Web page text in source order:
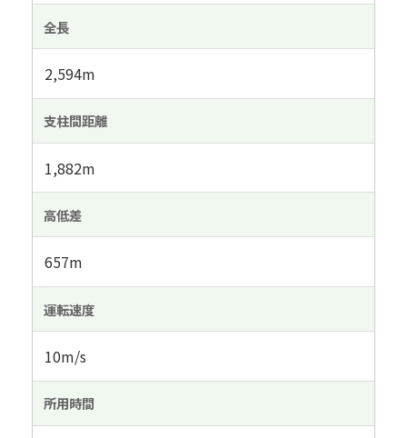
全長
2,594m
支柱間距離
1,882m
高低差
657m
運転速度
10m/s
所用時間